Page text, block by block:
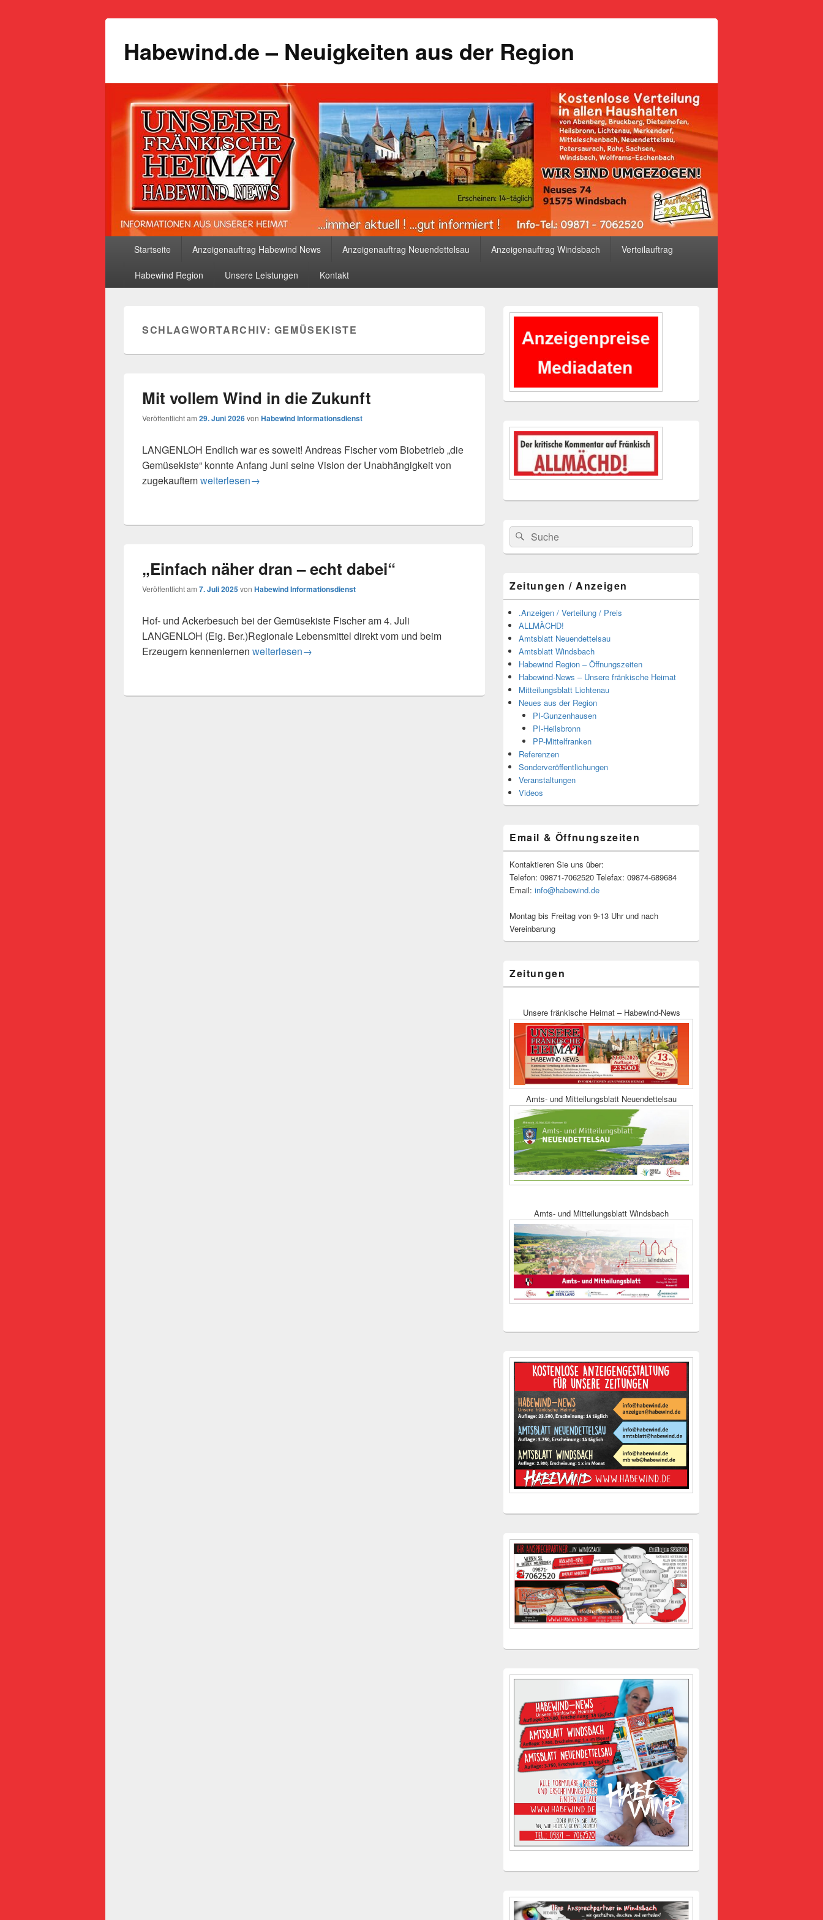
Habewind.de – Neuigkeiten aus der Region
Startseite Anzeigenauftrag Habewind News Anzeigenauftrag Neuendettelsau Anzeigenauftrag Windsbach Verteilauftrag
Habewind Region Unsere Leistungen Kontakt
SCHLAGWORTARCHIV: GEMÜSEKISTE
Mit vollem Wind in die Zukunft
Veröffentlicht am 29. Juni 2026von Habewind Informationsdienst
LANGENLOH Endlich war es soweit! Andreas Fischer vom Biobetrieb „die
Gemüsekiste“ konnte Anfang Juni seine Vision der Unabhängigkeit von
zugekauftemMit vollem Wind in die Zukunft
weiterlesen→
„Einfach näher dran – echt dabei“
Veröffentlicht am 7. Juli 2025von Habewind Informationsdienst
Hof- und Ackerbesuch bei der Gemüsekiste Fischer am 4. Juli
LANGENLOH (Eig. Ber.)Regionale Lebensmittel direkt vom und beim
Erzeugern kennenlernen „Einfach näher dran – echt dabei“
weiterlesen→
Primärer
Widgetbereich
Suchen
nach:
Suchen
Zeitungen / Anzeigen
.Anzeigen / Verteilung / Preis
ALLMÄCHD!
Amtsblatt Neuendettelsau
Amtsblatt Windsbach
Habewind Region – Öffnungszeiten
Habewind-News – Unsere fränkische Heimat
Mitteilungsblatt Lichtenau
Neues aus der Region
PI-Gunzenhausen
PI-Heilsbronn
PP-Mittelfranken
Referenzen
Sonderveröffentlichungen
Veranstaltungen
Videos
Email & Öffnungszeiten
Kontaktieren Sie uns über:
Telefon: 09871-7062520 Telefax: 09874-689684
Email: info@habewind.de
Montag bis Freitag von 9-13 Uhr und nach
Vereinbarung
Zeitungen
Unsere fränkische Heimat – Habewind-News
Amts- und Mitteilungsblatt Neuendettelsau
Amts- und Mitteilungsblatt Windsbach